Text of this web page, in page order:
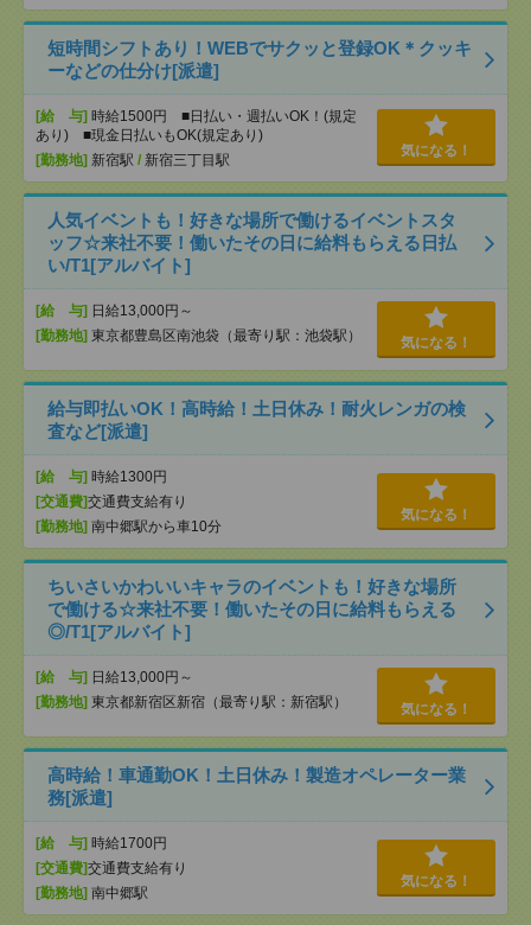
短時間シフトあり！WEBでサクッと登録OK＊クッキ
ーなどの仕分け[派遣]
[給 与] 時給1500円 ■日払い・週払いOK！(規定
あり) ■現金日払いもOK(規定あり)
[勤務地] 新宿駅 / 新宿三丁目駅
気になる！
人気イベントも！好きな場所で働けるイベントスタ
ッフ☆来社不要！働いたその日に給料もらえる日払
い/T1[アルバイト]
[給 与] 日給13,000円～
[勤務地] 東京都豊島区南池袋（最寄り駅：池袋駅） 気になる！
給与即払いOK！高時給！土日休み！耐火レンガの検
査など[派遣]
[給 与] 時給1300円
[交通費]交通費支給有り
[勤務地] 南中郷駅から車10分
気になる！
ちいさいかわいいキャラのイベントも！好きな場所
で働ける☆来社不要！働いたその日に給料もらえる
◎/T1[アルバイト]
[給 与] 日給13,000円～
[勤務地] 東京都新宿区新宿（最寄り駅：新宿駅） 気になる！
高時給！車通勤OK！土日休み！製造オペレーター業
務[派遣]
[給 与] 時給1700円
[交通費]交通費支給有り
[勤務地] 南中郷駅
気になる！